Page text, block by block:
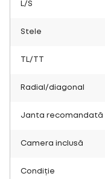
L/S
Stele
TL/TT
Radial/diagonal
Janta recomandată
Camera inclusă
Condiție